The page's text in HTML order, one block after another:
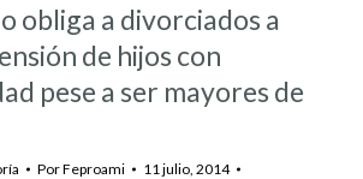
obliga a divorciados a
de hijos con
pese a ser mayores de
PorFeproami
11 julio, 2014